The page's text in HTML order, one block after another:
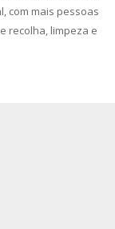
com mais pessoas
recolha, limpeza e